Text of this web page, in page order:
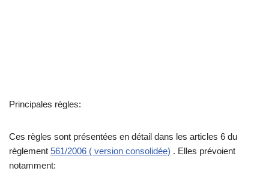
Principales règles:
Ces règles sont présentées en détail dans les articles 6 du
règlement 561/2006 ( version consolidée) . Elles prévoient
notamment: